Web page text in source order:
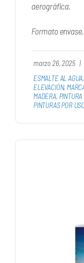
aerográfica.
Formato
marzo 26, 2025 |
ESMALTE AL AGUA,
ELEVACIÓN,
MADERA, PINTURA
PINTURAS POR